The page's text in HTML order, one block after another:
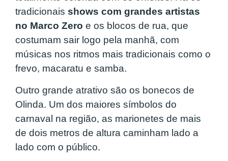
tradicionais shows com grandes artistas
no Marco Zero e os blocos de rua, que
costumam sair logo pela manhã, com
músicas nos ritmos mais tradicionais como o
frevo, macaratu e samba.
Outro grande atrativo são os bonecos de
Olinda. Um dos maiores símbolos do
carnaval na região, as marionetes de mais
de dois metros de altura caminham lado a
lado com o público.